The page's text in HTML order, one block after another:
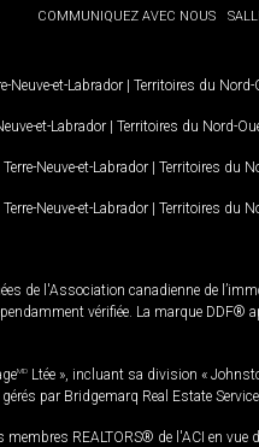
COMMUNIQUEZ AVEC NOUS
Neuve-et-Labrador | Territoires du Nord-
et-Labrador | Territoires du Nord-
Terre-Neuve-et-Labrador | Territoires du
Terre-Neuve-et-Labrador | Territoires du
de l'Association canadienne de
vérifiée. La marque DDF®
MD Ltée », incluant sa division «
par Bridgemarq Real Estate
REALTORS® de l'ACI en vue